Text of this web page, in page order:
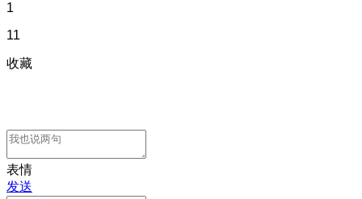
1
11
收藏
表情
发送